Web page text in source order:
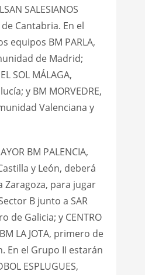
SALESIANOS
Cantabria. En el
equipos BM PARLA,
de Madrid;
SOL MÁLAGA,
y BM MORVEDRE,
Valenciana y
BM PALENCIA,
y León, deberá
Zaragoza, para jugar
B junto a SAR
de Galicia; y CENTRO
LA JOTA, primero de
En el Grupo II estarán
ESPLUGUES,